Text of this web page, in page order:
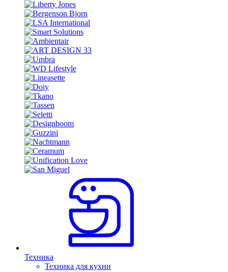
Техника
Техника для кухни